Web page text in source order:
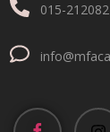
015-